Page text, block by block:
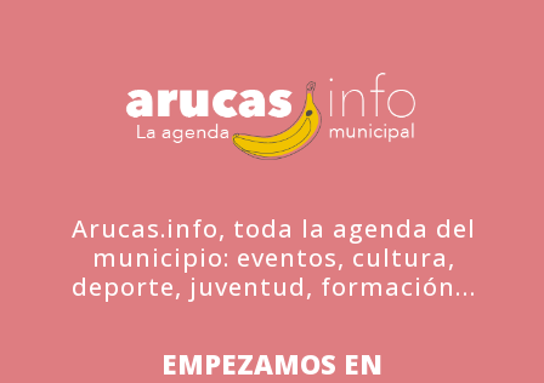
Arucas.info, toda la agenda del
municipio: eventos, cultura,
deporte, juventud, formación…
EMPEZAMOS EN